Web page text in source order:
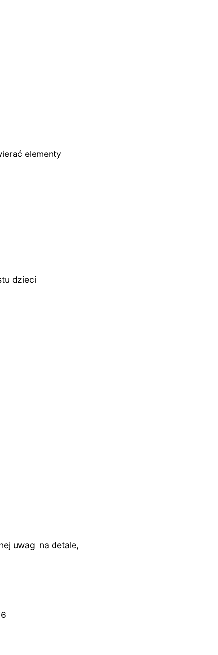
elementy
dzieci
uwagi na detale,